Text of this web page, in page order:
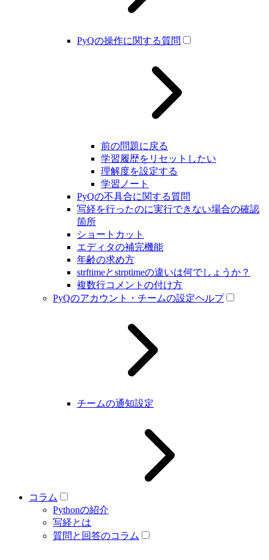
PyQの操作に関する質問
前の問題に戻る
学習履歴をリセットしたい
理解度を設定する
学習ノート
PyQの不具合に関する質問
写経を行ったのに実行できない場合の確認
箇所
ショートカット
エディタの補完機能
年齢の求め方
strftimeとstrptimeの違いは何でしょうか？
複数行コメントの付け方
PyQのアカウント・チームの設定ヘルプ
チームの通知設定
コラム
Pythonの紹介
写経とは
質問と回答のコラム